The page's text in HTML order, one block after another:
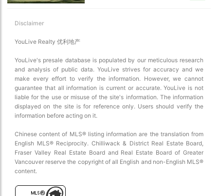
Disclaimer
YouLive Realty 优利地产
YouLive's presale database is populated by our meticulous research
and analysis of public data. YouLive strives for accuracy and we
make every effort to verify the information. However, we cannot
guarantee that all information is current or accurate. YouLive is not
liable for the use or misuse of the site's information. The information
displayed on the site is for reference only. Users should verify the
information before acting on it.
Chinese content of MLS® listing information are the translation from
English MLS® Reciprocity. Chilliwack & District Real Estate Board,
Fraser Valley Real Estate Board and Real Estate Board of Greater
Vancouver reserve the copyright of all English and non-English MLS®
content.